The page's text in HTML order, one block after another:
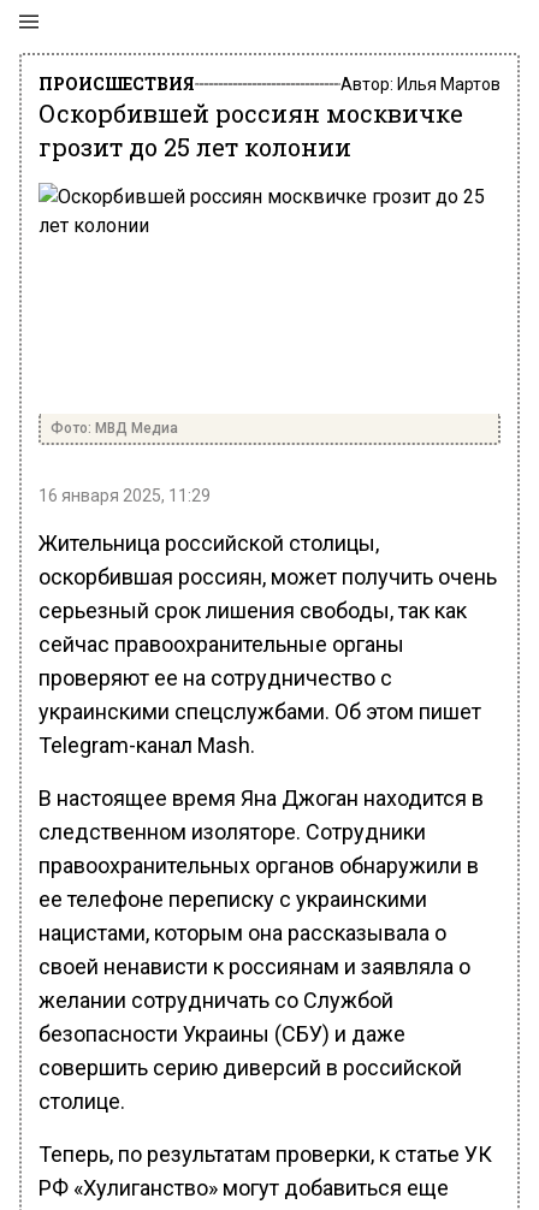
ПРОИСШЕСТВИЯ Автор: Илья Мартов
Оскорбившей россиян москвичке
грозит до 25 лет колонии
Фото: МВД Медиа
16 января 2025, 11:29
Жительница российской столицы,
оскорбившая россиян, может получить очень
серьезный срок лишения свободы, так как
сейчас правоохранительные органы
проверяют ее на сотрудничество с
украинскими спецслужбами. Об этом пишет
Telegram-канал Mash.
В настоящее время Яна Джоган находится в
следственном изоляторе. Сотрудники
правоохранительных органов обнаружили в
ее телефоне переписку с украинскими
нацистами, которым она рассказывала о
своей ненависти к россиянам и заявляла о
желании сотрудничать со Службой
безопасности Украины (СБУ) и даже
совершить серию диверсий в российской
столице.
Теперь, по результатам проверки, к статье УК
РФ «Хулиганство» могут добавиться еще